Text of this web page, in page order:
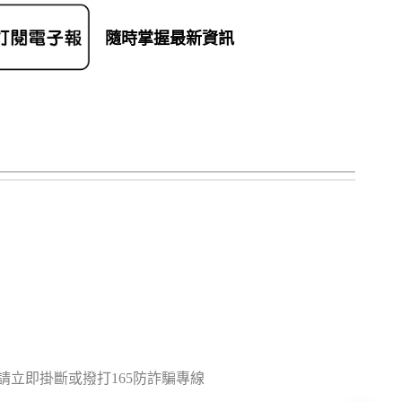
隨時掌握最新資訊
立即掛斷或撥打165防詐騙專線